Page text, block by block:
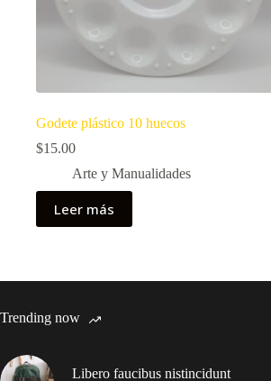
Godete plástico 10 huecos
$15.00
Arte y Manualidades
Leer más
Trending now
Libero faucibus nistincidunt